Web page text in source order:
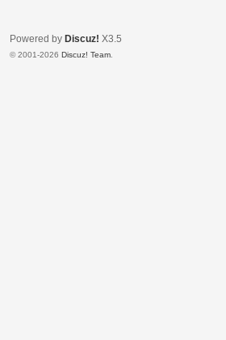
Powered by Discuz! X3.5
© 2001-2026 Discuz! Team